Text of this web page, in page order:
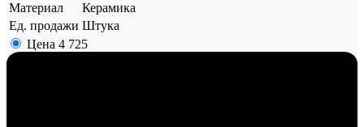
Материал
Керамика
Ед. продажи Штука
Цена 4 725